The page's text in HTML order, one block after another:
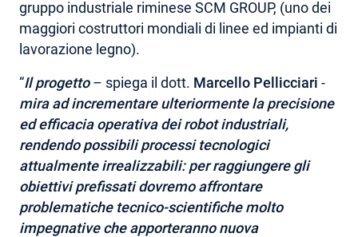
gruppo industriale riminese SCM GROUP, (uno dei
maggiori costruttori mondiali di linee ed impianti di
lavorazione legno).
“Il progetto– spiega il dott. Marcello Pellicciari -
mira ad incrementare ulteriormente la precisione
ed efficacia operativa dei robot industriali,
rendendo possibili processi tecnologici
attualmente irrealizzabili: per raggiungere gli
obiettivi prefissati dovremo affrontare
problematiche tecnico-scientifiche molto
impegnative che apporteranno nuova